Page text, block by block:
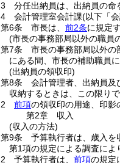
3
分任出納員は、出納員の命
4
会計管理室会計課(以下「
第6条
市長は、 前2条に規定
(市長の事務部局以外の職員
第7条
市長の事務部局以外の
にある間、市長の補助職員
(出納員の領収印)
第8条
会計管理者、出納員及
収納するときは、この限りで
2
前項の領収印の用途、印影
第2章
収入
(収入の方法)
第9条
予算執行者は、歳入を
第1項の規定による調査によ
2
予算執行者は、 前項の規定